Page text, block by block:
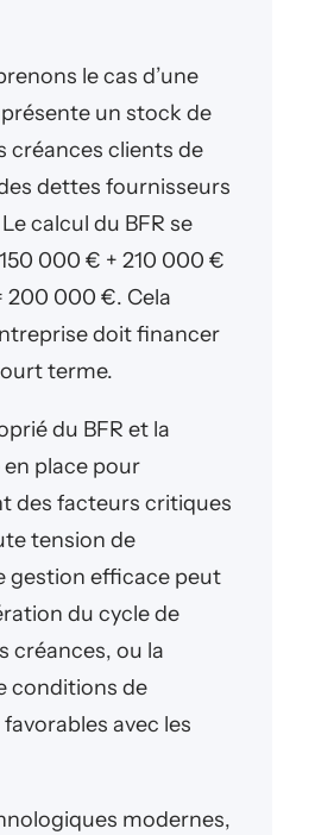
le cas d’une
un stock de
créances clients de
dettes fournisseurs
calcul du BFR se
000 € + 210 000 €
200 000 €. Cela
doit financer
terme.
du BFR et la
place pour
des facteurs critiques
tension de
gestion efficace peut
du cycle de
créances, ou la
conditions de
avec les
modernes,